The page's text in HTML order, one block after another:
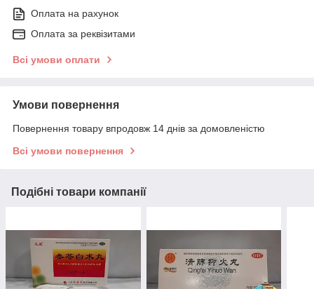
Оплата на рахунок
Оплата за реквізитами
Всі умови оплати
Умови повернення
Повернення товару впродовж 14 днів за домовленістю
Всі умови повернення
Подібні товари компанії